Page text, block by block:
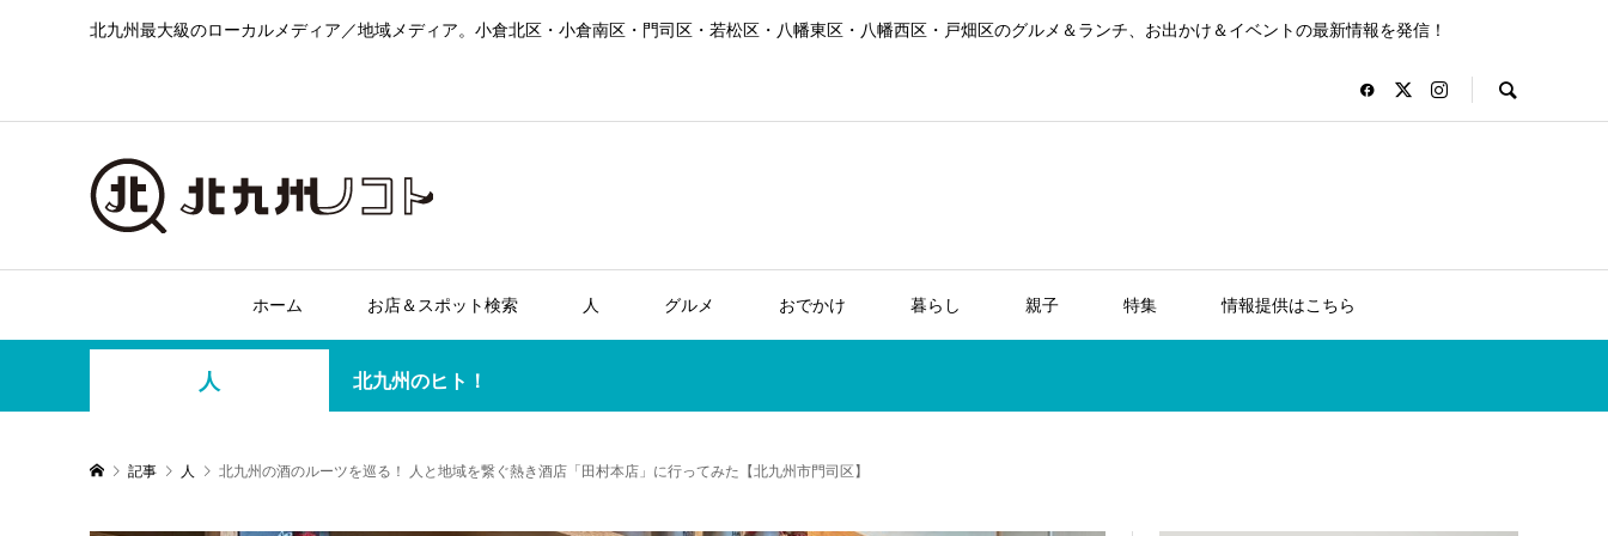
北九州最大級のローカルメディア／地域メディア。小倉北区・小倉南区・門司区・若松区・八幡東区・八幡西区・戸畑区のグルメ＆ランチ、お出かけ＆イベントの最新情報を発信！
ホーム お店＆スポット検索 人 グルメ おでかけ 暮らし 親子 特集 情報提供はこちら
人 北九州のヒト！
記事 人 北九州の酒のルーツを巡る！ 人と地域を繋ぐ熱き酒店「田村本店」に行ってみた【北九州市門司区】